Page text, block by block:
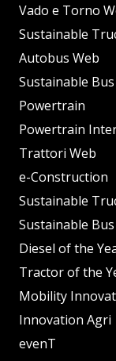
Vado e Torno
Sustainable
Autobus Web
Sustainable Bus
Powertrain
Powertrain
Trattori Web
e-Construction
Sustainable
Sustainable
Diesel of the
Tractor of the
Mobility
Innovation Agri
evenT